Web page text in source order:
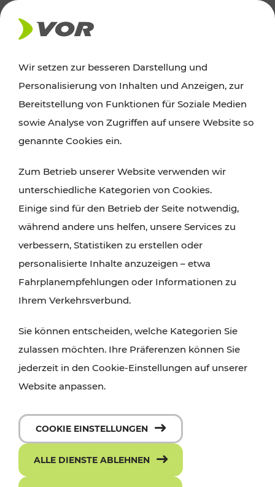
AKTUELLES
Ausflugstipps
Wien, Niederösterreich und das Burgenland
Wanderungen, Kultur und Gastronomie,
Radtouren oder purer Naturgenuss – viele
Attraktionen sind mit den Ticket- und Fahrplan-
Angeboten des VOR gut und schnell erreichbar.
Wir setzen zur besseren Darstellung und
Personalisierung von Inhalten und Anzeigen, zur
Bereitstellung von Funktionen für Soziale Medien
sowie Analyse von Zugriffen auf unsere Website so
genannte Cookies ein.
Zum Betrieb unserer Website verwenden wir
unterschiedliche Kategorien von Cookies.
Einige sind für den Betrieb der Seite notwendig,
während andere uns helfen, unsere Services zu
verbessern, Statistiken zu erstellen oder
personalisierte Inhalte anzuzeigen – etwa
Fahrplanempfehlungen oder Informationen zu
Ihrem Verkehrsverbund.
Sie können entscheiden, welche Kategorien Sie
zulassen möchten. Ihre Präferenzen können Sie
jederzeit in den Cookie-Einstellungen auf unserer
Website anpassen.
COOKIE EINSTELLUNGEN
ALLE DIENSTE ABLEHNEN